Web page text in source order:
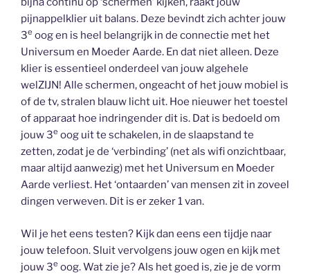
pijnappelklier uit balans. Deze bevindt zich achter jouw
3e oog en is heel belangrijk in de connectie met het
Universum en Moeder Aarde. En dat niet alleen. Deze
klier is essentieel onderdeel van jouw algehele
welZIJN! Alle schermen, ongeacht of het jouw mobiel is
of de tv, stralen blauw licht uit. Hoe nieuwer het toestel
of apparaat hoe indringender dit is. Dat is bedoeld om
jouw 3e oog uit te schakelen, in de slaapstand te
zetten, zodat je de ‘verbinding’ (net als wifi onzichtbaar,
maar altijd aanwezig) met het Universum en Moeder
Aarde verliest. Het ‘ontaarden’ van mensen zit in zoveel
dingen verweven. Dit is er zeker 1 van.
Wil je het eens testen? Kijk dan eens een tijdje naar
jouw telefoon. Sluit vervolgens jouw ogen en kijk met
jouw 3e oog. Wat zie je? Als het goed is, zie je de vorm